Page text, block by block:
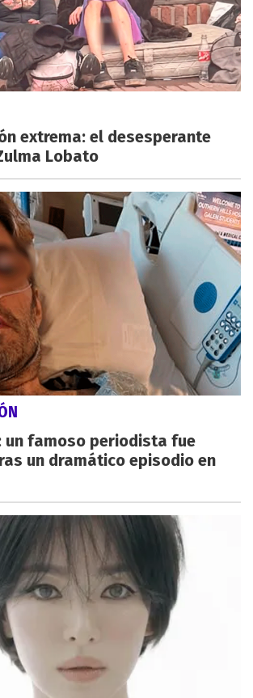
extrema: el desesperante
Lobato
un famoso periodista fue
un dramático episodio en